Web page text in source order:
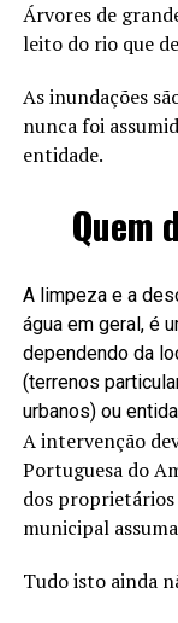
Árvores de
leito do rio que
As inundações
nunca foi
entidade.
Quem
A limpeza e a
água em geral, é
dependendo da
(terrenos
urbanos) ou
A intervenção
Portuguesa do
dos proprietários
municipal
Tudo isto ainda